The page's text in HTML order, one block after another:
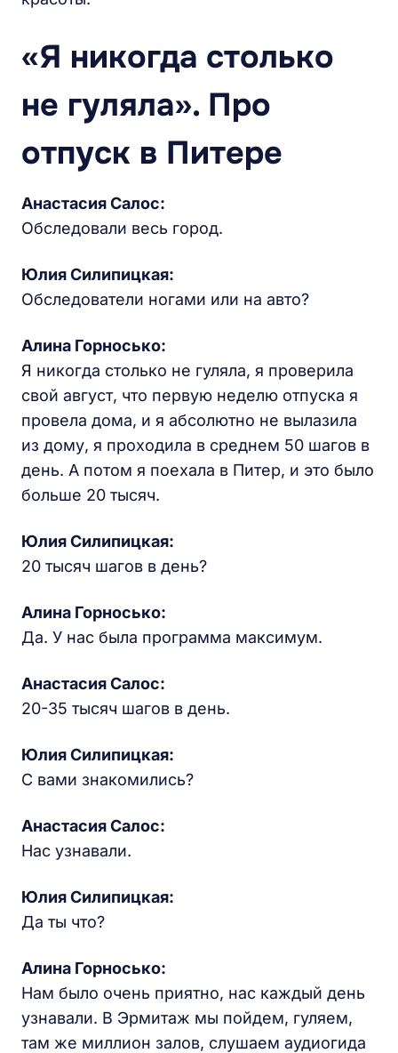
«Я никогда столько
не гуляла». Про
отпуск в Питере
Анастасия Салос:
Обследовали весь город.
Юлия Силипицкая:
Обследователи ногами или на авто?
Алина Горносько:
Я никогда столько не гуляла, я проверила
свой август, что первую неделю отпуска я
провела дома, и я абсолютно не вылазила
из дому, я проходила в среднем 50 шагов в
день. А потом я поехала в Питер, и это было
больше 20 тысяч.
Юлия Силипицкая:
20 тысяч шагов в день?
Алина Горносько:
Да. У нас была программа максимум.
Анастасия Салос:
20-35 тысяч шагов в день.
Юлия Силипицкая:
С вами знакомились?
Анастасия Салос:
Нас узнавали.
Юлия Силипицкая:
Да ты что?
Алина Горносько:
Нам было очень приятно, нас каждый день
узнавали. В Эрмитаж мы пойдем, гуляем,
там же миллион залов, слушаем аудиогида